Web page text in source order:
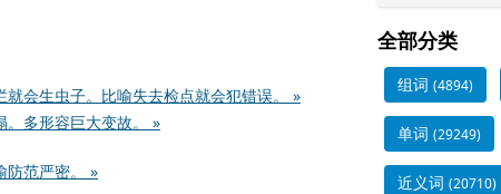
就会生虫子。比喻失去检点就会犯错误。 »
。多形容巨大变故。 »
防范严密。 »
全部分类
组词 (4894)
单词 (29249)
近义词 (20710)